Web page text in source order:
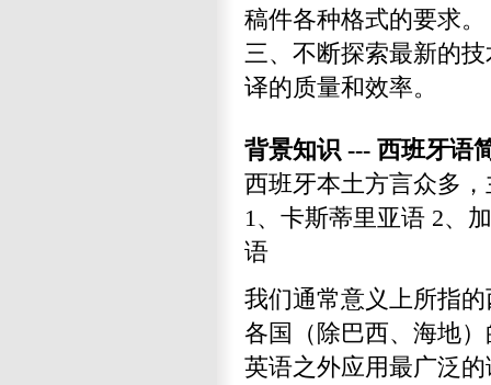
稿件各种格式的要求。
三、不断探索最新的
译的质量和效率。
背景知识 --- 西班牙语
西班牙本土方言众多
1、卡斯蒂里亚语 2、
语
我们通常意义上所指
各国（除巴西、海地
英语之外应用最广泛